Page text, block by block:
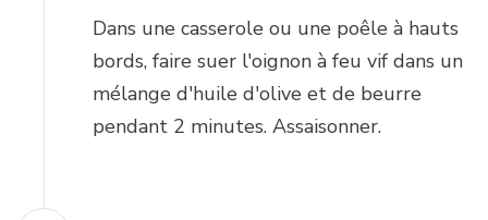
Dans une casserole ou une poêle à hauts
bords, faire suer l'oignon à feu vif dans un
mélange d'huile d'olive et de beurre
pendant 2 minutes. Assaisonner.